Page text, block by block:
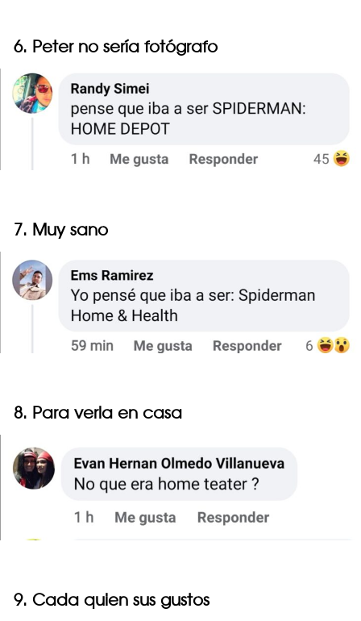
6. Peter no sería fotógrafo
7. Muy sano
8. Para verla en casa
9. Cada quien sus gustos